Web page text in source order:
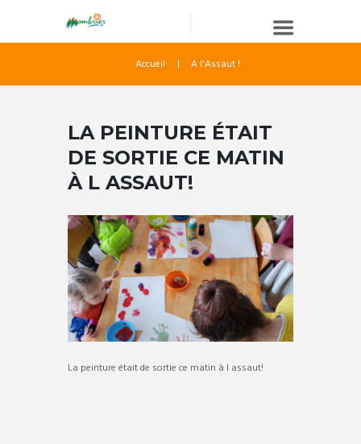
Accueil A l'Assaut !
LA PEINTURE ÉTAIT
DE SORTIE CE MATIN
À L ASSAUT!
La peinture était de sortie ce matin à l assaut!